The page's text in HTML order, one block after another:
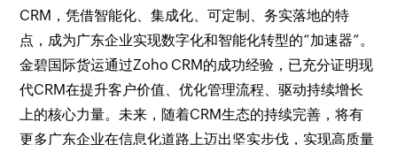
CRM，凭借智能化、集成化、可定制、务实落地的特
点，成为广东企业实现数字化和智能化转型的“加速器”。
金碧国际货运通过Zoho CRM的成功经验，已充分证明现
代CRM在提升客户价值、优化管理流程、驱动持续增长
上的核心力量。未来，随着CRM生态的持续完善，将有
更多广东企业在信息化道路上迈出坚实步伐，实现高质量